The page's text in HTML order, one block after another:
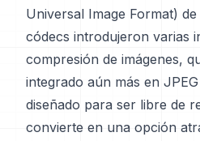
Universal Image Format)
códecs introdujeron varias
compresión de imágenes,
integrado aún más en
diseñado para ser libre de
convierte en una opción